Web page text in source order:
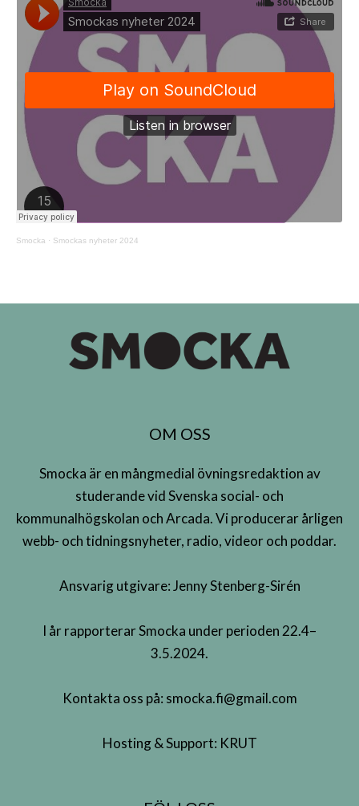
Smocka · Smockas nyheter 2024
OM OSS
Smocka är en mångmedial övningsredaktion av
studerande vid Svenska social- och
kommunalhögskolan och Arcada. Vi producerar årligen
webb- och tidningsnyheter, radio, videor och poddar.
Ansvarig utgivare: Jenny Stenberg-Sirén
I år rapporterar Smocka under perioden 22.4–
3.5.2024.
Kontakta oss på: smocka.fi@gmail.com
Hosting & Support: KRUT